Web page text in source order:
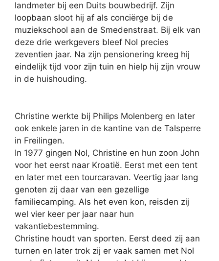
landmeter bij een Duits bouwbedrijf. Zijn
loopbaan sloot hij af als conciërge bij de
muziekschool aan de Smedenstraat. Bij elk van
deze drie werkgevers bleef Nol precies
zeventien jaar. Na zijn pensionering kreeg hij
eindelijk tijd voor zijn tuin en hielp hij zijn vrouw
in de huishouding.
Christine werkte bij Philips Molenberg en later
ook enkele jaren in de kantine van de Talsperre
in Freilingen.
In 1977 gingen Nol, Christine en hun zoon John
voor het eerst naar Kroatië. Eerst met een tent
en later met een tourcaravan. Veertig jaar lang
genoten zij daar van een gezellige
familiecamping. Als het even kon, reisden zij
wel vier keer per jaar naar hun
vakantiebestemming.
Christine houdt van sporten. Eerst deed zij aan
turnen en later trok zij er vaak samen met Nol